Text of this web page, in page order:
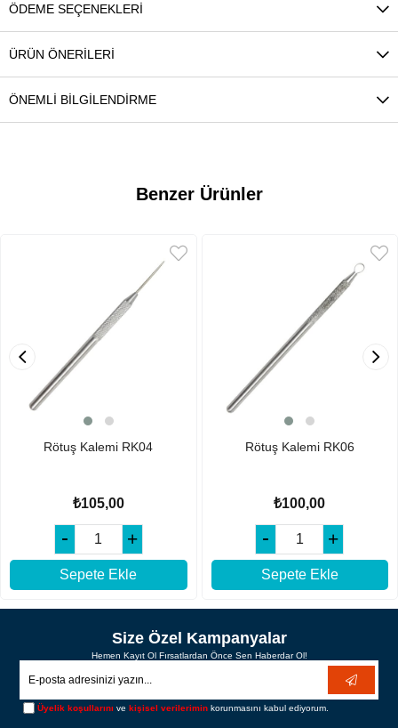
ÖDEME SEÇENEKLERI
ÜRÜN ÖNERILERI
ÖNEMLI BILGILENDIRME
Benzer Ürünler
Rötuş Kalemi RK04
₺105,00
Sepete Ekle
Rötuş Kalemi RK06
₺100,00
Sepete Ekle
Size Özel Kampanyalar
Hemen Kayıt Ol Fırsatlardan Önce Sen Haberdar Ol!
Üyelik koşullarını vekişisel verilerimin korunmasını kabul ediyorum.